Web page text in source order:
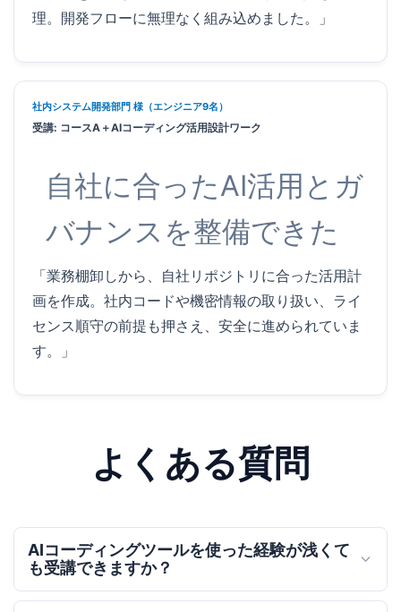
理。開発フローに無理なく組み込めました。」
社内システム開発部門 様（エンジニア9名）
受講: コースA＋AIコーディング活用設計ワーク
自社に合ったAI活用とガ
バナンスを整備できた
「業務棚卸しから、自社リポジトリに合った活用計
画を作成。社内コードや機密情報の取り扱い、ライ
センス順守の前提も押さえ、安全に進められていま
す。」
よくある質問
AIコーディングツールを使った経験が浅くて
も受講できますか？